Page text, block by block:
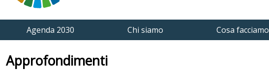
Agenda 2030 Chi siamo Cosa facciamo
Approfondimenti